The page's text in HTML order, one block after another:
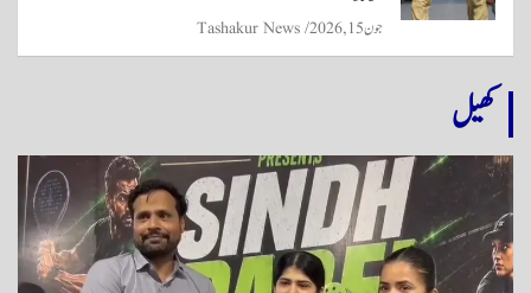
جون 15, 2026 Tashakur News
کھیل